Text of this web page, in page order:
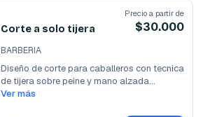
Corte a solo tijera
Precio a partir de
$30.000
BARBERIA
Diseño de corte para caballeros con tecnica
de tijera sobre peine y mano alzada...
Ver más